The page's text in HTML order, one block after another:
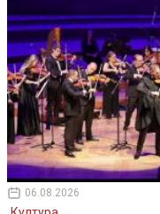
06.08.2026